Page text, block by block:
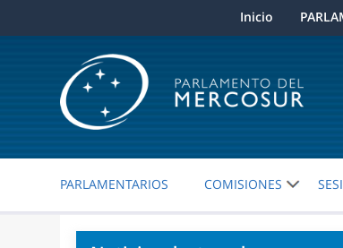
Inicio
PARLAMENTARIOS COMISIONES